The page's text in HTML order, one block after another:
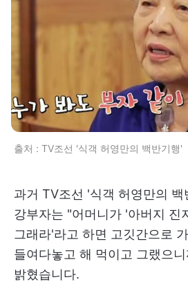
출처 : TV조선 '식객 허영만의 백반기행'
과거 TV조선 '식객 허영만의
강부자는 "어머니가 '아버지 진
그래라'라고 하면 고깃간으로
들여다놓고 해 먹이고 그랬으
밝혔습니다.